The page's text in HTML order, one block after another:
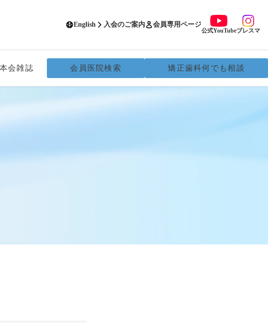
English 入会のご案内 会員専用ページ
公式YouTubeブレスマ
本会雑誌 会員医院検索 矯正歯科何でも相談